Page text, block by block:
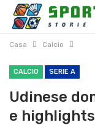
Casa Calcio
CALCIO SERIE A
Udinese
e